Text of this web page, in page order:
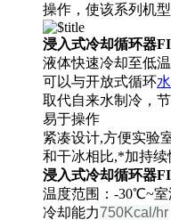
操作，使该系列机
浸入式冷却循环器
液体快速冷却至低温
可以与开放式循环
取代自来水制冷，
易于操作
紧凑设计,方便实验
和干冰相比,*加持续
浸入式冷却循环器
温度范围：-30℃~室
冷却能力750Kcal/hr